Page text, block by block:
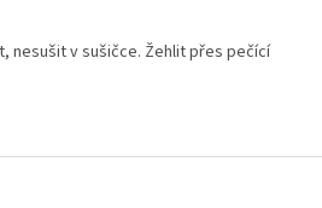
nesušit v sušičce. Žehlit přes pečící